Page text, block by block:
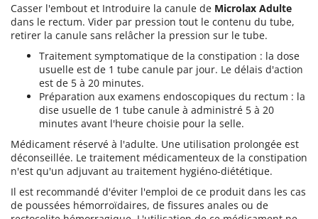
Casser l'embout et Introduire la canule de Microlax Adulte
dans le rectum. Vider par pression tout le contenu du tube,
retirer la canule sans relâcher la pression sur le tube.
Traitement symptomatique de la constipation : la dose
usuelle est de 1 tube canule par jour. Le délais d'action
est de 5 à 20 minutes.
Préparation aux examens endoscopiques du rectum : la
dise usuelle de 1 tube canule à administré 5 à 20
minutes avant l'heure choisie pour la selle.
Médicament réservé à l'adulte. Une utilisation prolongée est
déconseillée. Le traitement médicamenteux de la constipation
n'est qu'un adjuvant au traitement hygiéno-diététique.
Il est recommandé d'éviter l'emploi de ce produit dans les cas
de poussées hémorroïdaires, de fissures anales ou de